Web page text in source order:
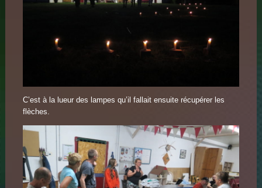
C’est à la lueur des lampes qu’il fallait ensuite récupérer les
flèches.